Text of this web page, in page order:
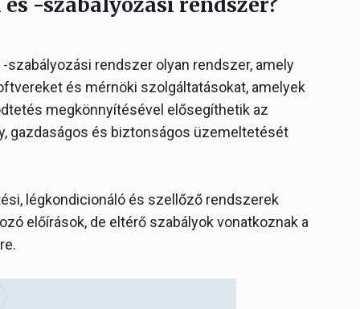
rendszer olyan rendszer, amely
és mérnöki szolgáltatásokat, amelyek
megkönnyítésével elősegíthetik az
gazdaságos és biztonságos üzemeltetését
légkondicionáló és szellőző rendszerek
előírások, de eltérő szabályok vonatkoznak a